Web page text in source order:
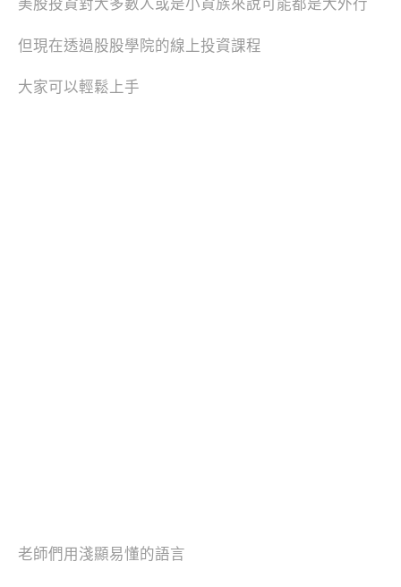
美股投資對大多數人或是小資族來說可能都是大外行
但現在透過股股學院的線上投資課程
大家可以輕鬆上手
老師們用淺顯易懂的語言